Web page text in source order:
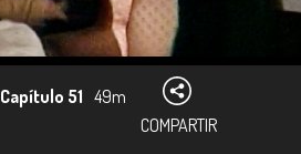
Capítulo 51 49m
COMPARTIR